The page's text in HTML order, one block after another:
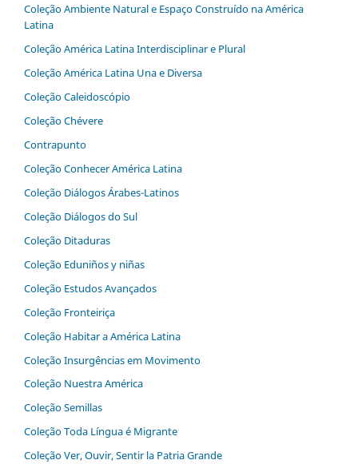
Coleção Ambiente Natural e Espaço Construído na América
Latina
Coleção América Latina Interdisciplinar e Plural
Coleção América Latina Una e Diversa
Coleção Caleidoscópio
Coleção Chévere
Contrapunto
Coleção Conhecer América Latina
Coleção Diálogos‬ ‭Árabes-Latinos
Coleção Diálogos do Sul
Coleção Ditaduras
Coleção Eduniños y niñas
Coleção Estudos Avançados
Coleção Fronteiriça
Coleção Habitar‬ ‭a‬ ‭América‬ ‭Latina‬
Coleção Insurgências em Movimento
Coleção Nuestra América
Coleção Semillas
Coleção Toda Língua é Migrante
Coleção Ver, Ouvir, Sentir la Patria Grande